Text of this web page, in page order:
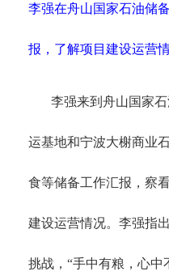
李强在舟山国家石油储
报，了解项目建设运营
李强来到舟山国家
运基地和宁波大榭商业
食等储备工作汇报，察
建设运营情况。李强指
挑战， “手中有粮，心中